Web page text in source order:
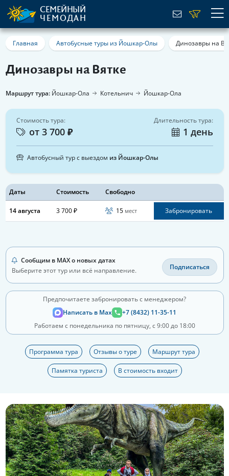
СЕМЕЙНЫЙ
ЧЕМОДАН
Главная Автобусные туры из Йошкар-Олы Динозавры на
Динозавры на Вятке
Маршрут тура: Йошкар-Ола Котельнич Йошкар-Ола
Даты Стоимость Свободно
14 августа 3 700 ₽ 15 мест Забронировать
Сообщим в MAX о новых датах
Выберите этот тур или всё направление.
Подписаться
Предпочитаете забронировать с менеджером?
Написать в Max
+7 (8432) 11-35-11
Работаем с понедельника по пятницу, с 9:00 до 18:00
Программа тура Отзывы о туре Маршрут тура
Памятка туриста В стоимость входит
Стоимость тура:
от 3 700 ₽
Длительность тура:
1 день
Автобусный тур с выездом из Йошкар-Олы